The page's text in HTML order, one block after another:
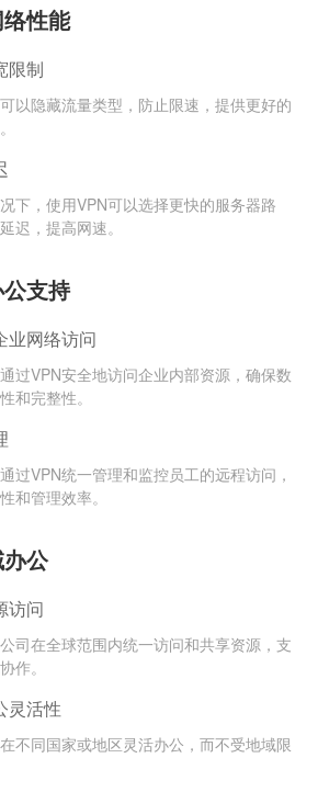
性能
限制
以隐藏流量类型，防止限速，提供更好的
下，使用VPN可以选择更快的服务器路
迟，提高网速。
支持
业网络访问
过VPN安全地访问企业内部资源，确保数
和完整性。
过VPN统一管理和监控员工的远程访问，
和管理效率。
公
访问
司在全球范围内统一访问和共享资源，支
作。
灵活性
不同国家或地区灵活办公，而不受地域限